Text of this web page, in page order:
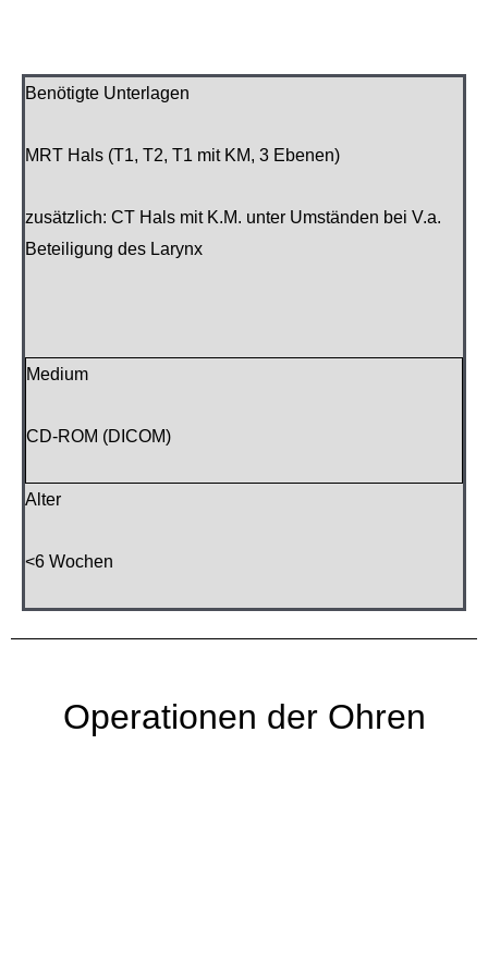
Benötigte Unterlagen
MRT Hals (T1, T2, T1 mit KM, 3 Ebenen)
zusätzlich: CT Hals mit K.M. unter Umständen bei V.a.
Beteiligung des Larynx
Medium
CD-ROM (DICOM)
Alter
<6 Wochen
Operationen der Ohren